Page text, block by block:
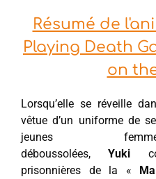
Résumé de
Playing Death
on
Lorsqu’elle se réveille
vêtue d’un uniforme de
jeunes
déboussolées,Yuki
prisonnières de la «